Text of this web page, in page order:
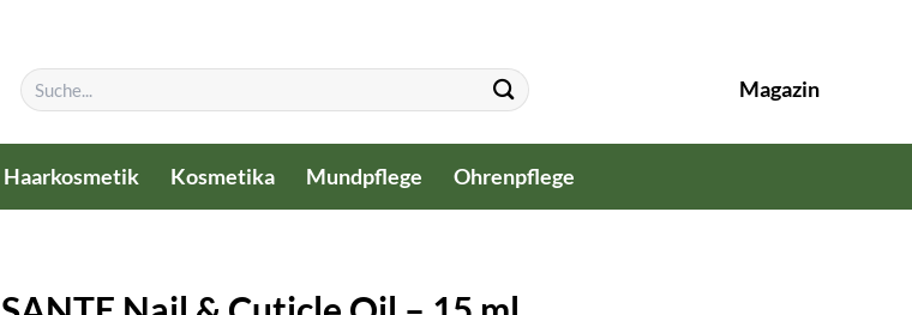
Suchen
nach:
Magazin
Haarkosmetik Kosmetika Mundpflege Ohrenpflege